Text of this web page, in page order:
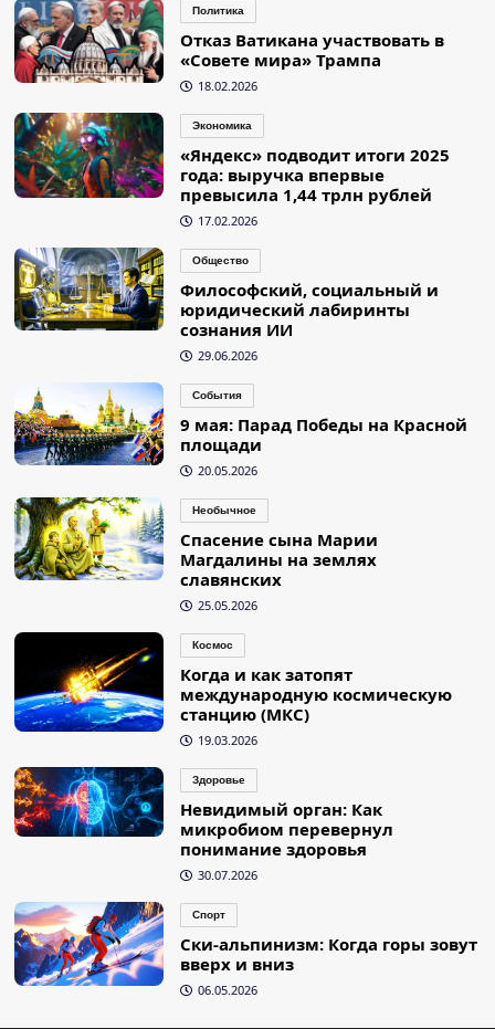
Политика
Отказ Ватикана участвовать в
«Совете мира» Трампа
18.02.2026
Экономика
«Яндекс» подводит итоги 2025
года: выручка впервые
превысила 1,44 трлн рублей
17.02.2026
Общество
Философский, социальный и
юридический лабиринты
сознания ИИ
29.06.2026
События
9 мая: Парад Победы на Красной
площади
20.05.2026
Необычное
Спасение сына Марии
Магдалины на землях
славянских
25.05.2026
Космос
Когда и как затопят
международную космическую
станцию (МКС)
19.03.2026
Здоровье
Невидимый орган: Как
микробиом перевернул
понимание здоровья
30.07.2026
Спорт
Ски-альпинизм: Когда горы зовут
вверх и вниз
06.05.2026